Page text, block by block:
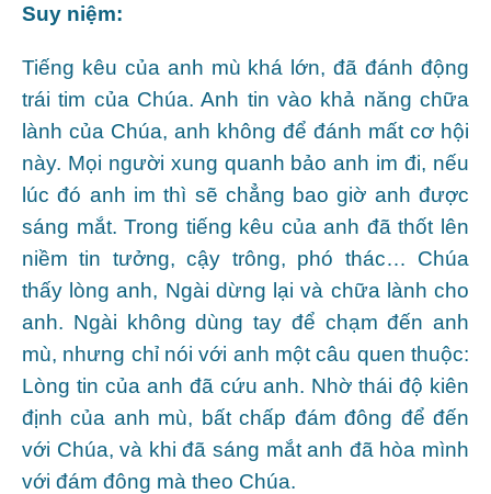
Suy niệm:
Tiếng kêu của anh mù khá lớn, đã đánh động
trái tim của Chúa. Anh tin vào khả năng chữa
lành của Chúa, anh không để đánh mất cơ hội
này. Mọi người xung quanh bảo anh im đi, nếu
lúc đó anh im thì sẽ chẳng bao giờ anh được
sáng mắt. Trong tiếng kêu của anh đã thốt lên
niềm tin tưởng, cậy trông, phó thác… Chúa
thấy lòng anh, Ngài dừng lại và chữa lành cho
anh. Ngài không dùng tay để chạm đến anh
mù, nhưng chỉ nói với anh một câu quen thuộc:
Lòng tin của anh đã cứu anh. Nhờ thái độ kiên
định của anh mù, bất chấp đám đông để đến
với Chúa, và khi đã sáng mắt anh đã hòa mình
với đám đông mà theo Chúa.